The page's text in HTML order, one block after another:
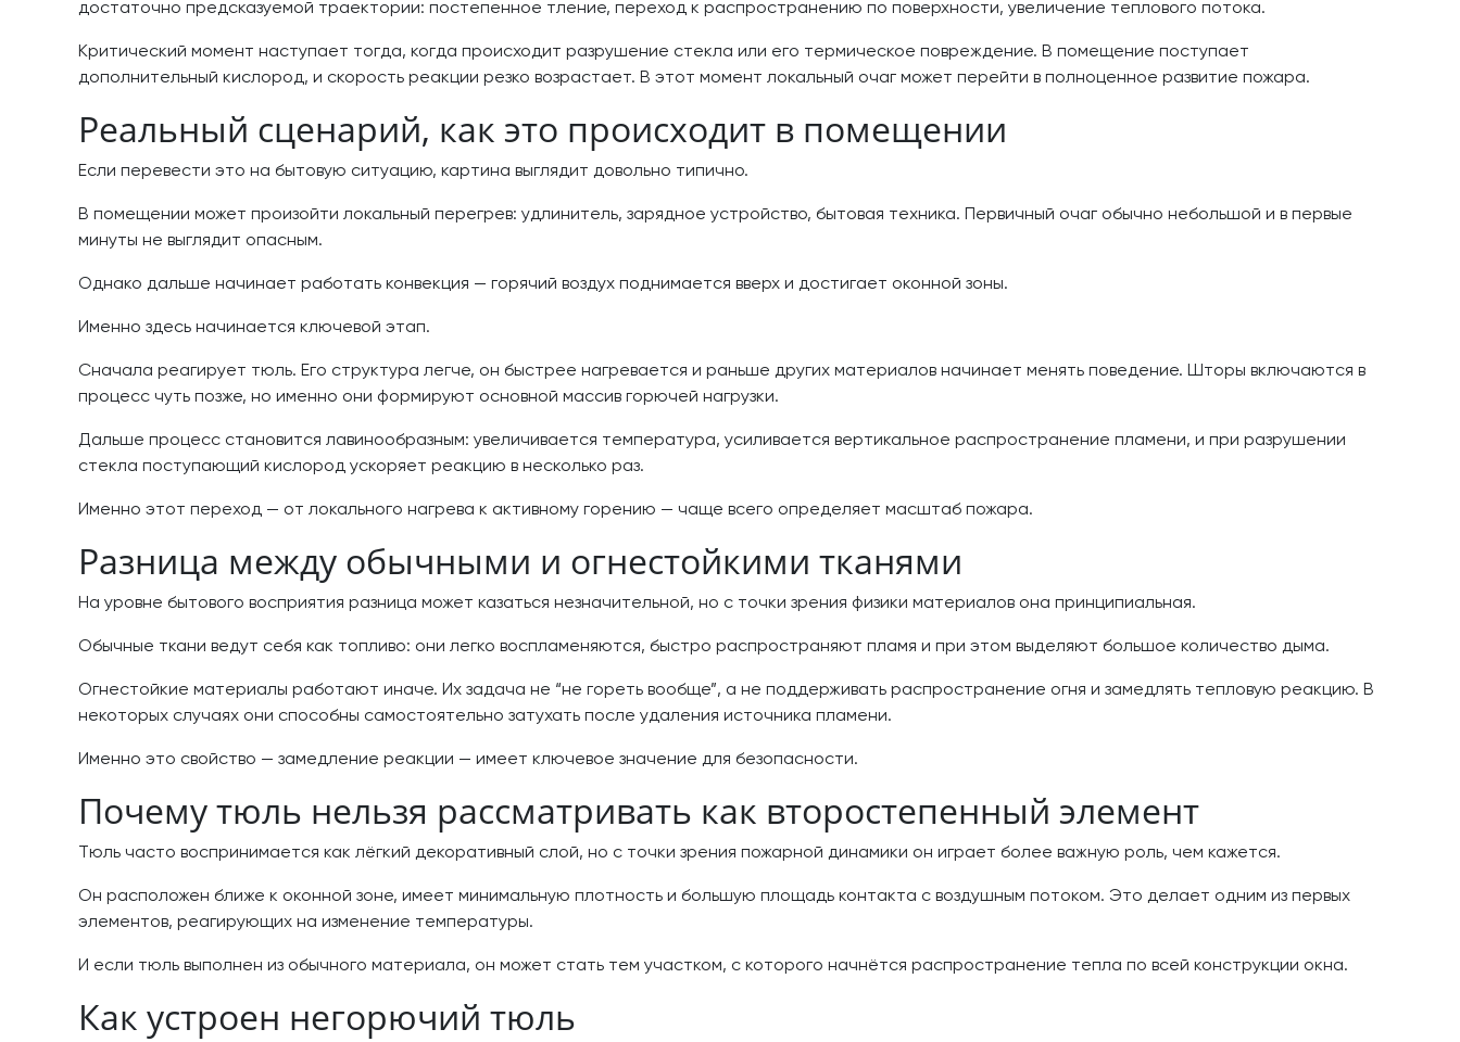
достаточно предсказуемой траектории: постепенное тление, переход к распространению по поверхности, увеличение теплового потока.
Критический момент наступает тогда, когда происходит разрушение стекла или его термическое повреждение. В помещение поступает
дополнительный кислород, и скорость реакции резко возрастает. В этот момент локальный очаг может перейти в полноценное развитие пожара.
Реальный сценарий, как это происходит в помещении
Если перевести это на бытовую ситуацию, картина выглядит довольно типично.
В помещении может произойти локальный перегрев: удлинитель, зарядное устройство, бытовая техника. Первичный очаг обычно небольшой и в первые
минуты не выглядит опасным.
Однако дальше начинает работать конвекция — горячий воздух поднимается вверх и достигает оконной зоны.
Именно здесь начинается ключевой этап.
Сначала реагирует тюль. Его структура легче, он быстрее нагревается и раньше других материалов начинает менять поведение. Шторы включаются в
процесс чуть позже, но именно они формируют основной массив горючей нагрузки.
Дальше процесс становится лавинообразным: увеличивается температура, усиливается вертикальное распространение пламени, и при разрушении
стекла поступающий кислород ускоряет реакцию в несколько раз.
Именно этот переход — от локального нагрева к активному горению — чаще всего определяет масштаб пожара.
Разница между обычными и огнестойкими тканями
На уровне бытового восприятия разница может казаться незначительной, но с точки зрения физики материалов она принципиальная.
Обычные ткани ведут себя как топливо: они легко воспламеняются, быстро распространяют пламя и при этом выделяют большое количество дыма.
Огнестойкие материалы работают иначе. Их задача не “не гореть вообще”, а не поддерживать распространение огня и замедлять тепловую реакцию. В
некоторых случаях они способны самостоятельно затухать после удаления источника пламени.
Именно это свойство — замедление реакции — имеет ключевое значение для безопасности.
Почему тюль нельзя рассматривать как второстепенный элемент
Тюль часто воспринимается как лёгкий декоративный слой, но с точки зрения пожарной динамики он играет более важную роль, чем кажется.
Он расположен ближе к оконной зоне, имеет минимальную плотность и большую площадь контакта с воздушным потоком. Это делает одним из первых
элементов, реагирующих на изменение температуры.
И если тюль выполнен из обычного материала, он может стать тем участком, с которого начнётся распространение тепла по всей конструкции окна.
Как устроен негорючий тюль